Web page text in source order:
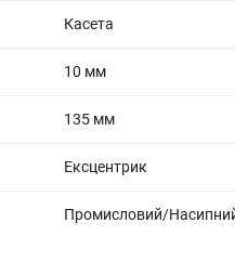
Касета
10 мм
135 мм
Ексцентрик
Промисловий/